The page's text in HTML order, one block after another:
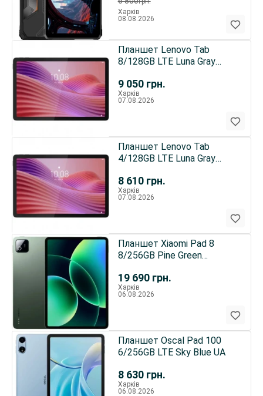
Харків
08.08.2026
9 050 грн.
Планшет Lenovo Tab
8/128GB LTE Luna Gray
Харків
07.08.2026
8 610 грн.
Планшет Lenovo Tab
4/128GB LTE Luna Gray
Харків
07.08.2026
19 690 грн.
Планшет Xiaomi Pad 8
8/256GB Pine Green
Харків
06.08.2026
8 630 грн.
Планшет Oscal Pad 100
6/256GB LTE Sky Blue UA
Харків
06.08.2026